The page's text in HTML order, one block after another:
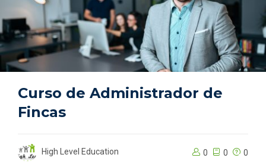
Curso de Administrador de
Fincas
High Level Education 0 0 0